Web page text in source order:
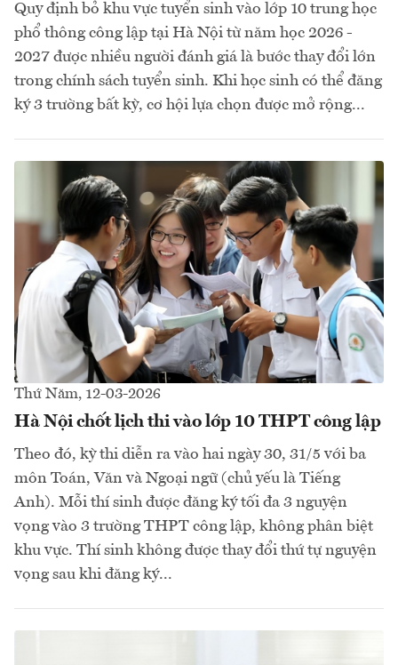
Quy định bỏ khu vực tuyển sinh vào lớp 10 trung học
phổ thông công lập tại Hà Nội từ năm học 2026 -
2027 được nhiều người đánh giá là bước thay đổi lớn
trong chính sách tuyển sinh. Khi học sinh có thể đăng
ký 3 trường bất kỳ, cơ hội lựa chọn được mở rộng...
Thứ Năm, 12-03-2026
Hà Nội chốt lịch thi vào lớp 10 THPT công lập
Theo đó, kỳ thi diễn ra vào hai ngày 30, 31/5 với ba
môn Toán, Văn và Ngoại ngữ (chủ yếu là Tiếng
Anh). Mỗi thí sinh được đăng ký tối đa 3 nguyện
vọng vào 3 trường THPT công lập, không phân biệt
khu vực. Thí sinh không được thay đổi thứ tự nguyện
vọng sau khi đăng ký...